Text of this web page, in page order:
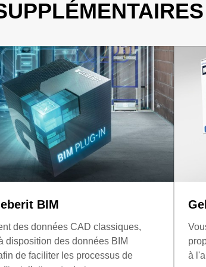
BIM
des données CAD classiques,
disposition des données BIM
de faciliter les processus de
à